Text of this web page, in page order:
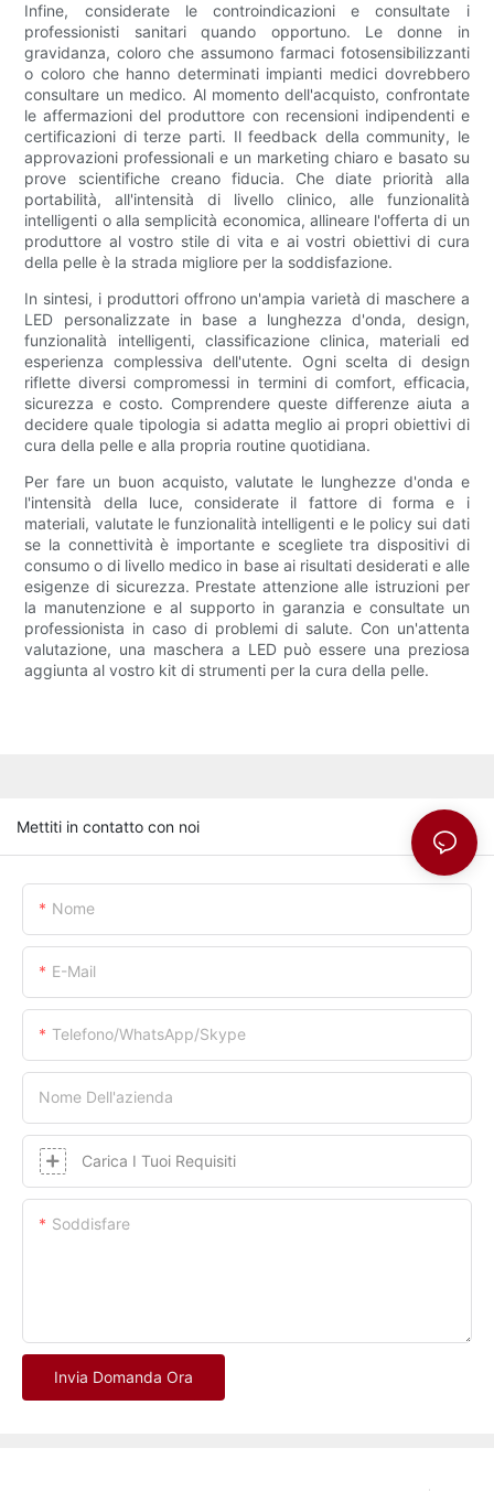
Infine, considerate le controindicazioni e consultate i
professionisti sanitari quando opportuno. Le donne in
gravidanza, coloro che assumono farmaci fotosensibilizzanti
o coloro che hanno determinati impianti medici dovrebbero
consultare un medico. Al momento dell'acquisto, confrontate
le affermazioni del produttore con recensioni indipendenti e
certificazioni di terze parti. Il feedback della community, le
approvazioni professionali e un marketing chiaro e basato su
prove scientifiche creano fiducia. Che diate priorità alla
portabilità, all'intensità di livello clinico, alle funzionalità
intelligenti o alla semplicità economica, allineare l'offerta di un
produttore al vostro stile di vita e ai vostri obiettivi di cura
della pelle è la strada migliore per la soddisfazione.
In sintesi, i produttori offrono un'ampia varietà di maschere a
LED personalizzate in base a lunghezza d'onda, design,
funzionalità intelligenti, classificazione clinica, materiali ed
esperienza complessiva dell'utente. Ogni scelta di design
riflette diversi compromessi in termini di comfort, efficacia,
sicurezza e costo. Comprendere queste differenze aiuta a
decidere quale tipologia si adatta meglio ai propri obiettivi di
cura della pelle e alla propria routine quotidiana.
Per fare un buon acquisto, valutate le lunghezze d'onda e
l'intensità della luce, considerate il fattore di forma e i
materiali, valutate le funzionalità intelligenti e le policy sui dati
se la connettività è importante e scegliete tra dispositivi di
consumo o di livello medico in base ai risultati desiderati e alle
esigenze di sicurezza. Prestate attenzione alle istruzioni per
la manutenzione e al supporto in garanzia e consultate un
professionista in caso di problemi di salute. Con un'attenta
valutazione, una maschera a LED può essere una preziosa
aggiunta al vostro kit di strumenti per la cura della pelle.
Mettiti in contatto con noi
Nome
E-Mail
Telefono/whatsApp/skype
Nome Dell'azienda
Carica I Tuoi Requisiti
Soddisfare
Invia Domanda Ora